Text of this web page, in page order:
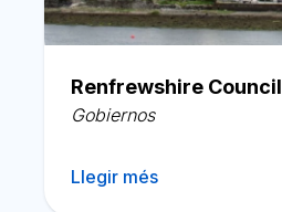
Català
Renfrewshire Council
Gobiernos
Llegir més